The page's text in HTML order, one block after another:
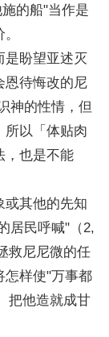
的船"当作是
盼望亚述灭
恩待悔改的尼
神的性情，但
所以「体贴肉
，也是不能
其他的先知
居民呼喊"（2,
救尼尼微的任
怎样使"万事都
把他造就成甘